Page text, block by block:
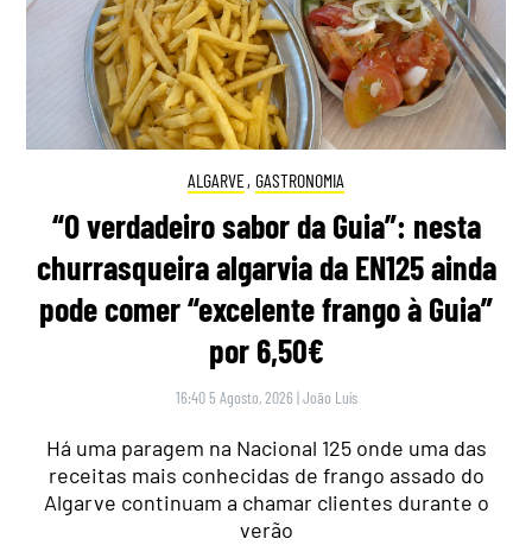
ALGARVE, GASTRONOMIA
“O verdadeiro sabor da Guia”: nesta
churrasqueira algarvia da EN125 ainda
pode comer “excelente frango à Guia”
por 6,50€
16:40 5 Agosto, 2026 |João Luís
Há uma paragem na Nacional 125 onde uma das
receitas mais conhecidas de frango assado do
Algarve continuam a chamar clientes durante o
verão